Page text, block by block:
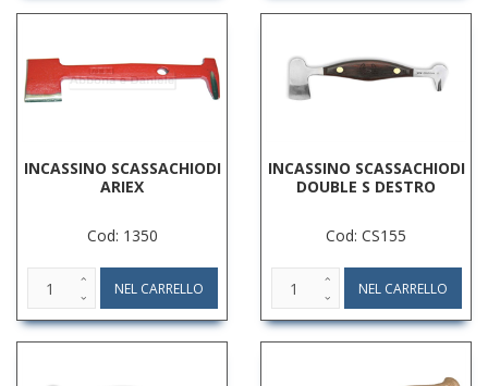
INCASSINO SCASSACHIODI
ARIEX
Cod: 1350
INCASSINO SCASSACHIODI
DOUBLE S DESTRO
Cod: CS155